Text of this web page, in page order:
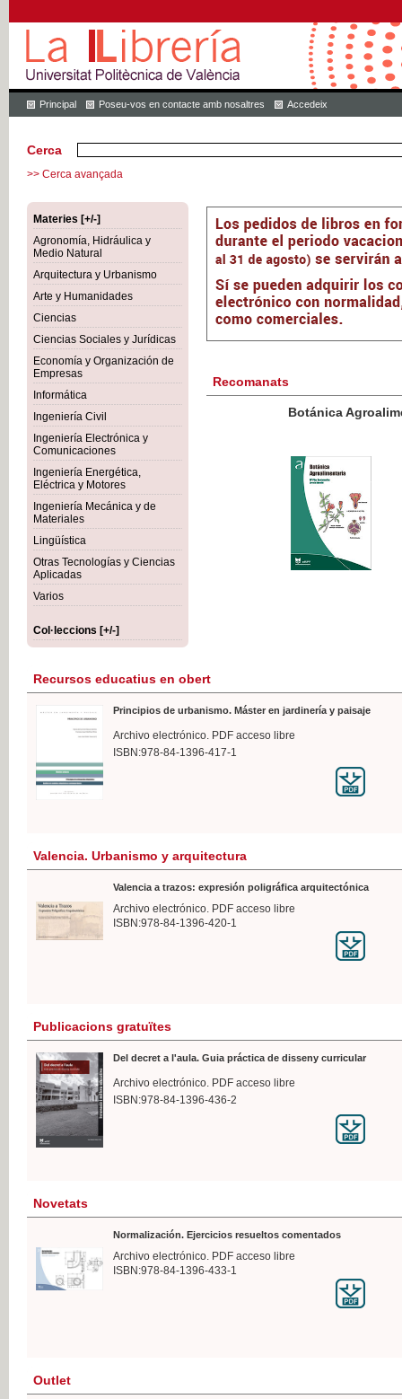
Principal Poseu-vos en contacte amb nosaltres Accedeix
Cerca
>> Cerca avançada
Materies [+/-]
Agronomía, Hidráulica y
Medio Natural
Arquitectura y Urbanismo
Arte y Humanidades
Ciencias
Ciencias Sociales y Jurídicas
Economía y Organización de
Empresas
Informática
Ingeniería Civil
Ingeniería Electrónica y
Comunicaciones
Ingeniería Energética,
Eléctrica y Motores
Ingeniería Mecánica y de
Materiales
Lingüística
Otras Tecnologías y Ciencias
Aplicadas
Varios
Col·leccions [+/-]
Recomanats
Botánica Agroalimentaria
Recursos educatius en obert
Principios de urbanismo. Máster en jardinería y paisaje
Archivo electrónico. PDF acceso libre
ISBN:978-84-1396-417-1
Valencia. Urbanismo y arquitectura
Valencia a trazos: expresión poligráfica arquitectónica
Archivo electrónico. PDF acceso libre
ISBN:978-84-1396-420-1
Publicacions gratuïtes
Del decret a l'aula. Guia práctica de disseny curricular
Archivo electrónico. PDF acceso libre
ISBN:978-84-1396-436-2
Novetats
Normalización. Ejercicios resueltos comentados
Archivo electrónico. PDF acceso libre
ISBN:978-84-1396-433-1
Outlet